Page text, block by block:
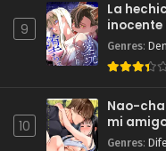
9
La
inocente
Genres:
10
Nao-
mi
Genres: